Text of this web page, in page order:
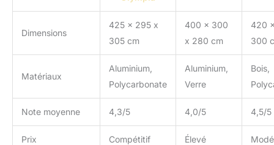
Dimensions
425 x 295 x
305 cm
400 x 300
x 280 cm
420
300
Matériaux
Aluminium,
Polycarbonate
Aluminium,
Verre
Bois,
Note moyenne 4,3/5 4,0/5 4,5/5
Prix Compétitif Élevé